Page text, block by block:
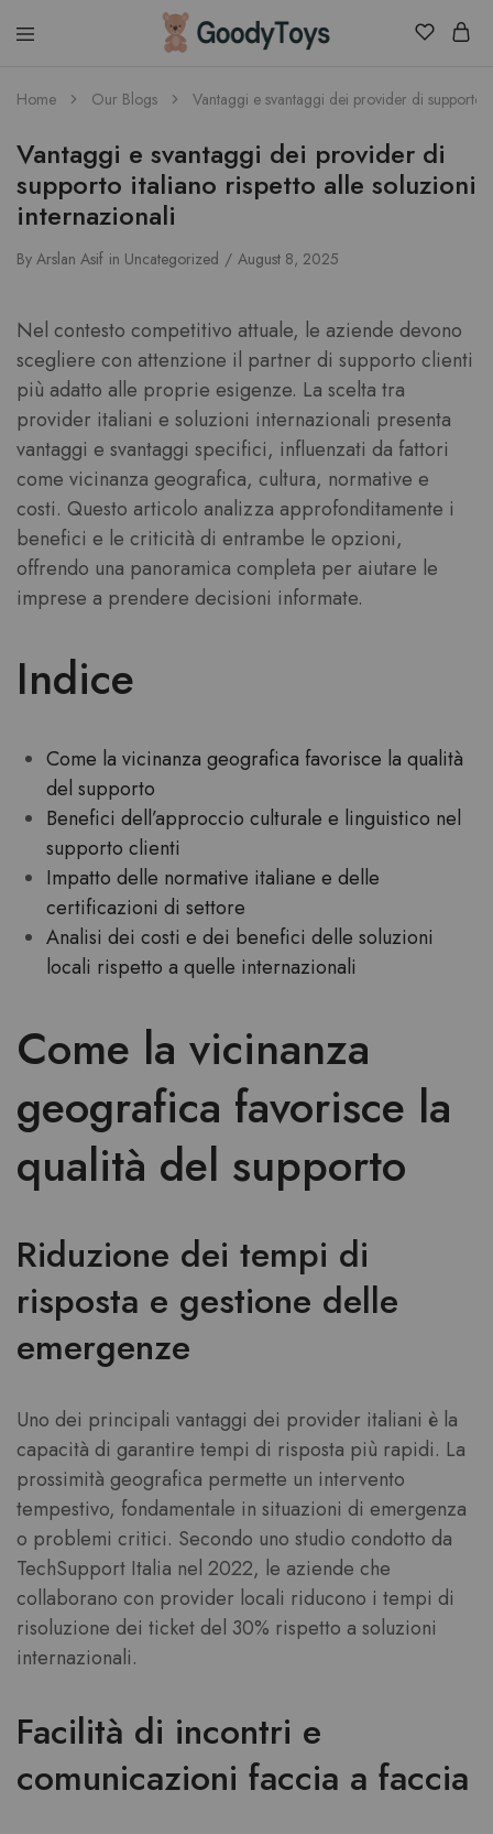
Children
Toys
Home Our Blogs Vantaggi e svantaggi dei provider di supporto
Vantaggi e svantaggi dei provider di
supporto italiano rispetto alle soluzioni
internazionali
By Arslan Asif in Uncategorized August 8, 2025
Nel contesto competitivo attuale, le aziende devono
scegliere con attenzione il partner di supporto clienti
più adatto alle proprie esigenze. La scelta tra
provider italiani e soluzioni internazionali presenta
vantaggi e svantaggi specifici, influenzati da fattori
come vicinanza geografica, cultura, normative e
costi. Questo articolo analizza approfonditamente i
benefici e le criticità di entrambe le opzioni,
offrendo una panoramica completa per aiutare le
imprese a prendere decisioni informate.
Indice
Come la vicinanza geografica favorisce la qualità
del supporto
Benefici dell’approccio culturale e linguistico nel
supporto clienti
Impatto delle normative italiane e delle
certificazioni di settore
Analisi dei costi e dei benefici delle soluzioni
locali rispetto a quelle internazionali
Come la vicinanza
geografica favorisce la
qualità del supporto
Riduzione dei tempi di
risposta e gestione delle
emergenze
Uno dei principali vantaggi dei provider italiani è la
capacità di garantire tempi di risposta più rapidi. La
prossimità geografica permette un intervento
tempestivo, fondamentale in situazioni di emergenza
o problemi critici. Secondo uno studio condotto da
TechSupport Italia nel 2022, le aziende che
collaborano con provider locali riducono i tempi di
risoluzione dei ticket del 30% rispetto a soluzioni
internazionali.
Facilità di incontri e
comunicazioni faccia a faccia